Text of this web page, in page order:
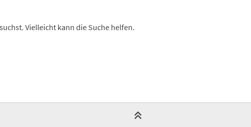
Vielleicht kann die Suche helfen.